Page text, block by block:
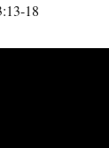
18